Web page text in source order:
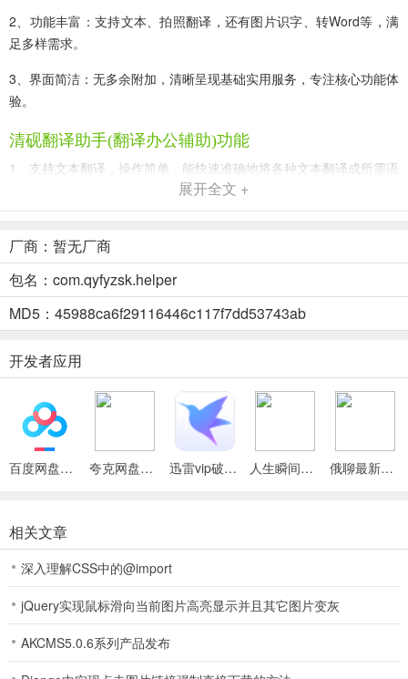
2、功能丰富：支持文本、拍照翻译，还有图片识字、转Word等，满
足多样需求。
3、界面简洁：无多余附加，清晰呈现基础实用服务，专注核心功能体
验。
清砚翻译助手(翻译办公辅助)功能
1、支持文本翻译，操作简单，能快速准确地将各种文本翻译成所需语
处理各类带文字的图片。
3、可进行图片识字，精准识别图片里的文字内容，转化为可编辑文
本，便于信息提取与整理。
方便进一步编辑排版。
5、支持文本转PDF，把文本内容高效转换成PDF格式，满足文档处理
及分享等办公需求。
清砚翻译助手(翻译办公辅助)使用说明
2. 功能多样：支持文本翻译、拍照翻译、图片识字、图片转Word、文
本转PDF等功能。
3. 界面简洁：界面简洁清晰，仅提供基础实用服务，无多余附加内
展开全文 +
厂商：暂无厂商
包名：com.qyfyzsk.helper
MD5：45988ca6f29116446c117f7dd53743ab
开发者应用
百度网盘绿色免安装Pc电脑版 夸克网盘官方正式版 迅雷vip破解版永久会员2024版 人生瞬间最新手机版 俄聊最新手机版
相关文章
深入理解CSS中的@import
jQuery实现鼠标滑向当前图片高亮显示并且其它图片变灰
AKCMS5.0.6系列产品发布